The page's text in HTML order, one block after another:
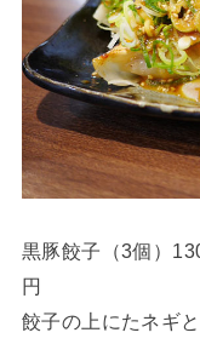
黒豚餃子（3個）
円
餃子の上にたネギ